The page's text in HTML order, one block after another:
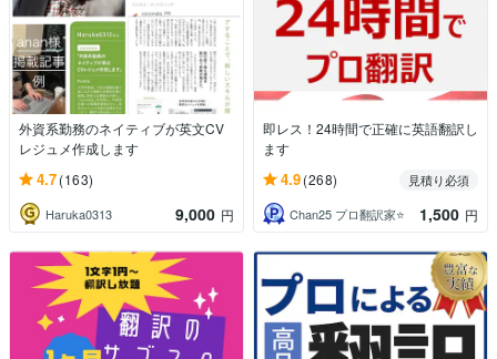
外資系勤務のネイティブが英文CV
レジュメ作成します
4.7(163)
Haruka0313 9,000 円
即レス！24時間で正確に英語翻訳し
ます
4.9(268)
見積り必須
Chan25 プロ翻訳家⭐️
1,500 円